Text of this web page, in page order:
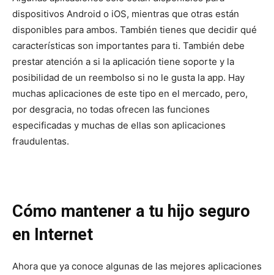
dispositivos Android o iOS, mientras que otras están
disponibles para ambos. También tienes que decidir qué
características son importantes para ti. También debe
prestar atención a si la aplicación tiene soporte y la
posibilidad de un reembolso si no le gusta la app. Hay
muchas aplicaciones de este tipo en el mercado, pero,
por desgracia, no todas ofrecen las funciones
especificadas y muchas de ellas son aplicaciones
fraudulentas.
Cómo mantener a tu hijo seguro
en Internet
Ahora que ya conoce algunas de las mejores aplicaciones